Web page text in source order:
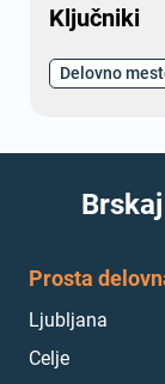
Ključniki
Delovno
Prosta
Ljubljana
Celje